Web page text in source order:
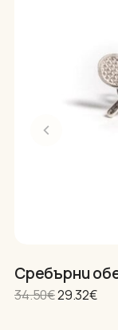
Сребърни
34.50€Original
29.32€